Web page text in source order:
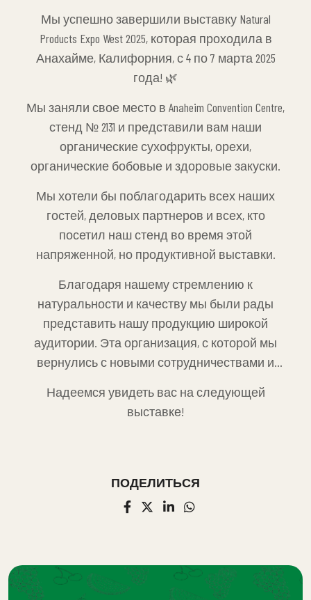
Мы успешно завершили выставку Natural
Products Expo West 2025, которая проходила в
Анахайме, Калифорния, с 4 по 7 марта 2025
года! 🌿
Мы заняли свое место в Anaheim Convention Centre,
стенд № 2131 и представили вам наши
органические сухофрукты, орехи,
органические бобовые и здоровые закуски.
Мы хотели бы поблагодарить всех наших
гостей, деловых партнеров и всех, кто
посетил наш стенд во время этой
напряженной, но продуктивной выставки.
Благодаря нашему стремлению к
натуральности и качеству мы были рады
представить нашу продукцию широкой
аудитории. Эта организация, с которой мы
вернулись с новыми сотрудничествами и
нас.
Надеемся увидеть вас на следующей
выставке!
ПОДЕЛИТЬСЯ